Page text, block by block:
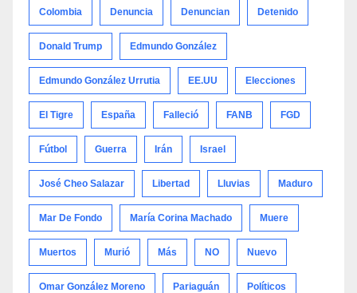
Colombia Denuncia Denuncian Detenido
Donald Trump Edmundo González
Edmundo González Urrutia EE.UU Elecciones
El Tigre España Falleció FANB FGD
Fútbol Guerra Irán Israel
José Cheo Salazar Libertad Lluvias Maduro
Mar De Fondo María Corina Machado Muere
Muertos Murió Más NO Nuevo
Omar González Moreno Pariaguán Políticos